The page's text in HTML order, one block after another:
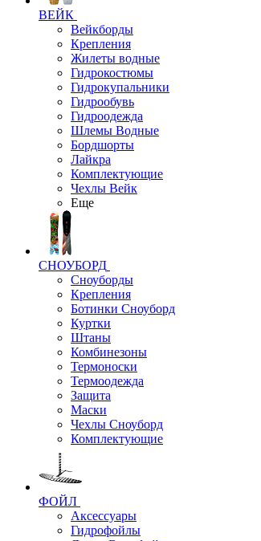
ВЕЙК
Вейкборды
Крепления
Жилеты водные
Гидрокостюмы
Гидрокупальники
Гидрообувь
Гидроодежда
Шлемы Водные
Бордшорты
Лайкра
Комплектующие
Чехлы Вейк
Еще
СНОУБОРД
Сноуборды
Крепления
Ботинки Сноуборд
Куртки
Штаны
Комбинезоны
Термоноски
Термоодежда
Защита
Маски
Чехлы Сноуборд
Комплектующие
ФОЙЛ
Аксессуары
Гидрофойлы